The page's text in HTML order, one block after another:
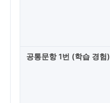
공통문항 1번 (학습 경험)